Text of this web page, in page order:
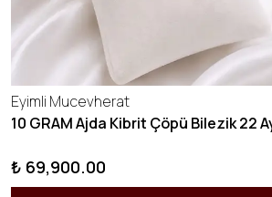
Eyimli Mucevherat
₺ 69,900.00